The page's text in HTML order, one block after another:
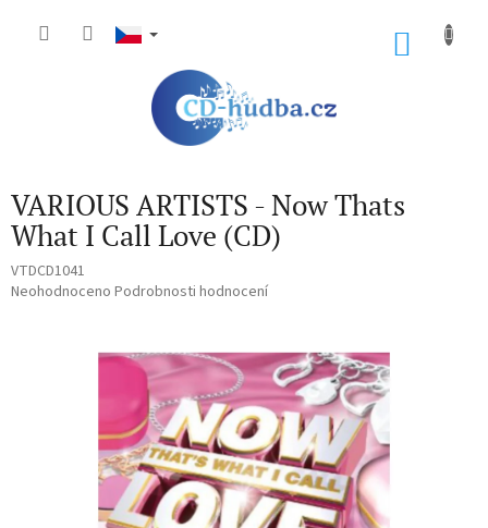
VARIOUS ARTISTS - Now Thats
What I Call Love (CD)
VTDCD1041
Průměrné
Neohodnoceno Podrobnosti hodnocení